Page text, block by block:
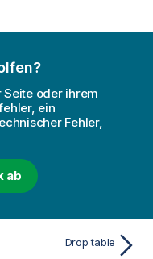
Seite oder ihrem
ein
Fehler,
ab
Drop table